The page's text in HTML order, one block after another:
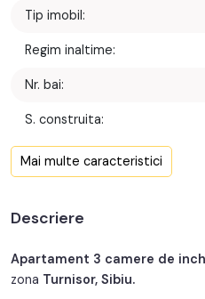
Tip imobil:
Regim inaltime:
Nr. bai:
S. construita:
Confort:
An constructie:
An renovare:
Mai multe caracteristici
Descriere
Apartament 3 camere de
zona Turnisor, Sibiu.